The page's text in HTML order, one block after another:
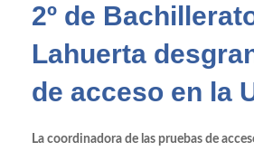
2º de
Lahuerta
de acceso en la
La coordinadora de las pruebas de